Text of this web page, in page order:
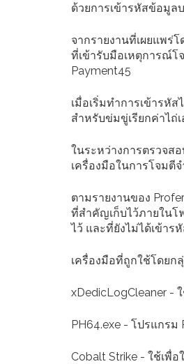
ด้วยการเข้ารหัสข้อมู
จากรายงานที่เผยแพร่
ที่เข้ารับมือเหตุการณ์โ
Payment45
เมื่อเริ่มทำการเข้ารหัส
สำหรับข่มขู่เรียกค่าไถ่
ในระหว่างการตรวจส
เครื่องมือในการโจมตี
ตามรายงานของ
ที่สำคัญเก็บไว้ภายในโ
ไว้ และที่ยังไม่ได้เข้าร
เครื่องมือที่ถูกใช้โดยก
xDedicLogCleaner -
PH64.exe - โปรแกรม
Cobalt Strike - ใช้เพื่